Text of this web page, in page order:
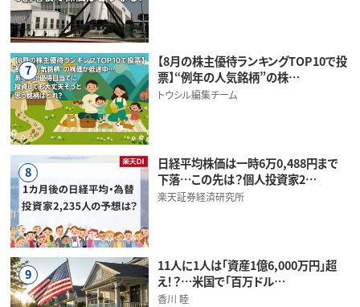
7
【8月の株主優待ランキングTOP10で投
票】“例年の人気銘柄”の株…
トウシル編集チーム
8
日経平均株価は一時6万0,488円まで
下落…この先は？個人投資家2…
楽天証券経済研究所
9
11人に1人は「資産1億6,000万円」超
え！？…米国で「百万ドル…
香川 睦